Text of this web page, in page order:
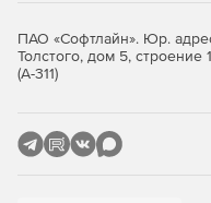
ПАО «Софтлайн». Юр.
Толстого, дом 5,
(А-311)